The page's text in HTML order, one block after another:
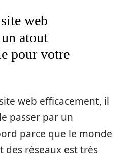
web
atout
pour votre
web efficacement, il
passer par un
parce que le monde
des réseaux est très